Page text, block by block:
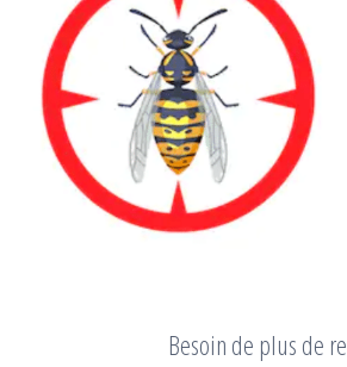
Besoin de plus de